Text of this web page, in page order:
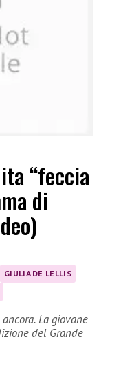
“feccia
di
GIULIA DE LELLIS
La giovane
del Grande